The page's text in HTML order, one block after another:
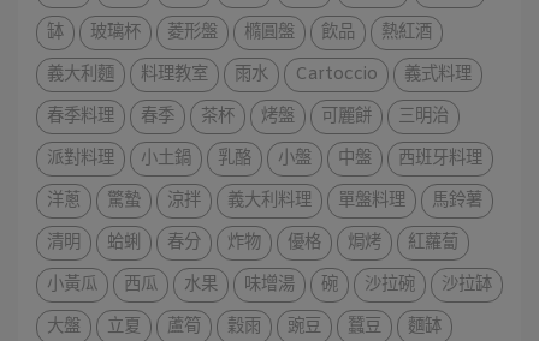
缽
玻璃杯 菱形盤 橢圓盤 飲品
熱紅酒
義大利麵
料理教室 雨水 Cartoccio
義式料理
春季料理
春季 茶杯 烤盤 可麗餅
三明治
派對料理
小土鍋 乳酪 小盤 中盤
西班牙料理
洋蔥
驚蟄 涼拌 義大利料理 單盤料理
馬鈴薯
清明
蛤蜊 春分 炸物 優格 焗烤
紅蘿蔔
小黃瓜
西瓜 水果 味增湯 碗 沙拉碗
沙拉缽
大盤
立夏 蘆筍 穀雨 豌豆 蠶豆
麵缽